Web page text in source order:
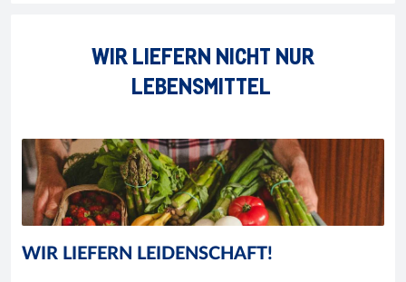
WIR LIEFERN NICHT NUR
LEBENSMITTEL
WIR LIEFERN LEIDENSCHAFT!